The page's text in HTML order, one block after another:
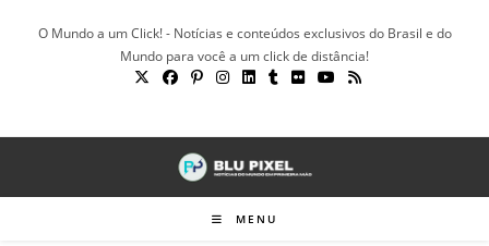
O Mundo a um Click! - Notícias e conteúdos exclusivos do Brasil e do
Mundo para você a um click de distância!
MENU